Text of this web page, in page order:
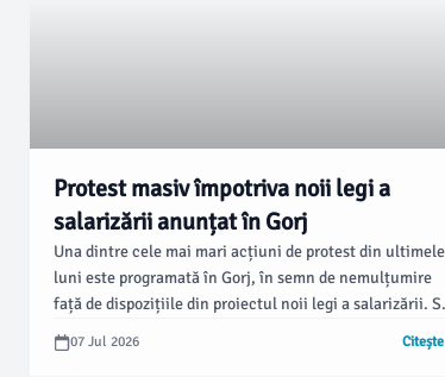
Protest masiv împotriva noii legi a
salarizării anunțat în Gorj
Una dintre cele mai mari acțiuni de protest din ultimele
luni este programată în Gorj, în semn de nemulțumire
față de dispozițiile din proiectul noii legi a salarizării.
estimează că aproximativ 20.000 de persoane vor lua
parte la manifestație, care subliniază disconfortul față
07 Jul 2026 Citește